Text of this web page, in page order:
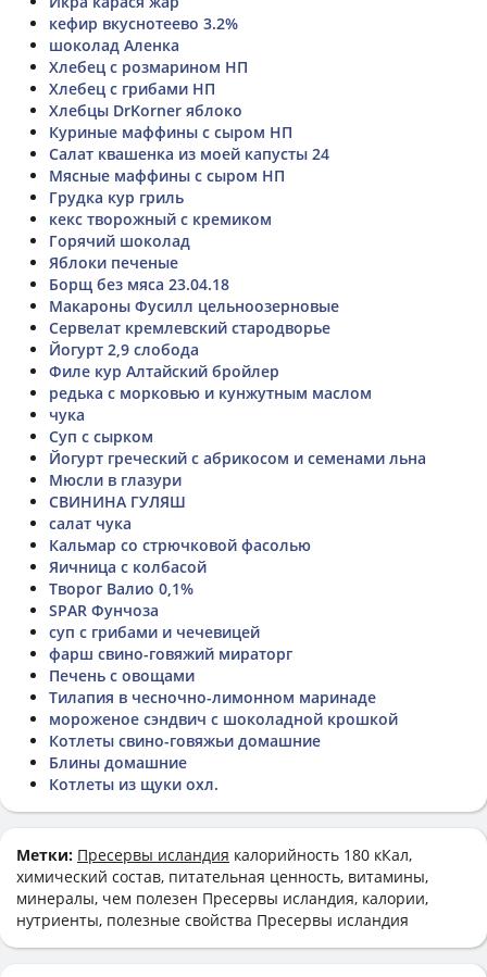
кефир вкуснотеево 3.2%
шоколад Аленка
Хлебец с розмарином НП
Хлебец с грибами НП
Хлебцы DrKorner яблоко
Куриные маффины с сыром НП
Салат квашенка из моей капусты 24
Мясные маффины с сыром НП
Грудка кур гриль
кекс творожный с кремиком
Горячий шоколад
Яблоки печеные
Борщ без мяса 23.04.18
Макароны Фусилл цельноозерновые
Сервелат кремлевский стародворье
Йогурт 2,9 слобода
Филе кур Алтайский бройлер
редька с морковью и кунжутным маслом
чука
Суп с сырком
Йогурт греческий с абрикосом и семенами льна
Мюсли в глазури
СВИНИНА ГУЛЯШ
салат чука
Кальмар со стрючковой фасолью
Яичница с колбасой
Творог Валио 0,1%
SPAR Фунчоза
суп с грибами и чечевицей
фарш свино-говяжий мираторг
Печень с овощами
Тилапия в чесночно-лимонном маринаде
мороженое сэндвич с шоколадной крошкой
Котлеты свино-говяжьи домашние
Блины домашние
Котлеты из щуки охл.
Метки: Пресервы исландия калорийность 180 кКал,
химический состав, питательная ценность, витамины,
минералы, чем полезен Пресервы исландия, калории,
нутриенты, полезные свойства Пресервы исландия